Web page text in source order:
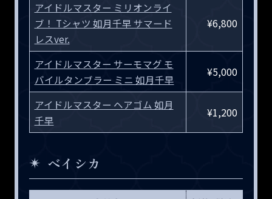
アイドルマスター ミリオンライ
ブ！ Tシャツ 如月千早 サマード
レスver.
¥6,800
アイドルマスター サーモマグ モ
バイルタンブラー ミニ 如月千早
¥5,000
アイドルマスター ヘアゴム 如月
千早
¥1,200
ベイシカ